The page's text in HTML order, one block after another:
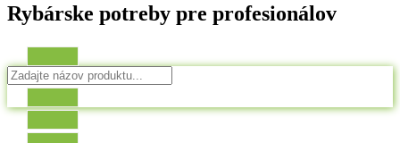
Rybárske potreby pre profesionálov